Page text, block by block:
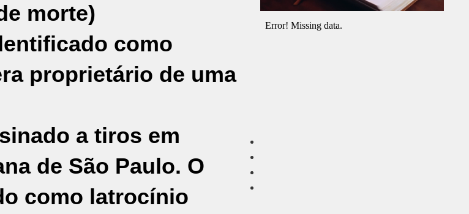
morte)
como
proprietário de uma
a tiros em
de São Paulo. O
como latrocínio